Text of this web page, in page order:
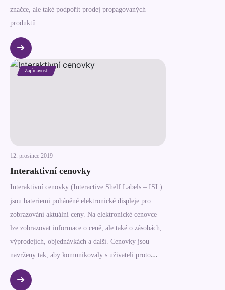
značce, ale také podpořit prodej propagovaných
produktů.
Zajímavosti
12. prosince 2019
Interaktivní cenovky
Interaktivní cenovky (Interactive Shelf Labels – ISL)
jsou bateriemi poháněné elektronické displeje pro
zobrazování aktuální ceny. Na elektronické cenovce
lze zobrazovat informace o ceně, ale také o zásobách,
výprodejích, objednávkách a další. Cenovky jsou
navrženy tak, aby komunikovaly s uživateli proto
nejen ukazují aktuální ceny, ale optimalizují a
zrychlují účinnost aktivit v obchodě.